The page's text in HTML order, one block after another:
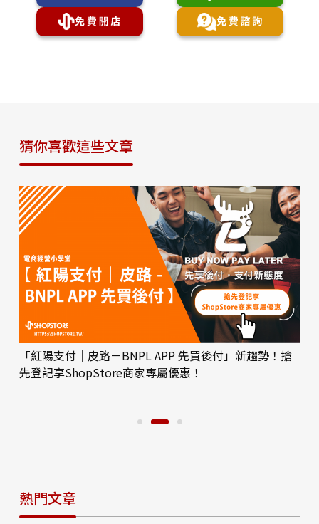
猜你喜歡這些文章
「紅陽支付｜皮路－BNPL APP 先買後付」新趨勢！搶
先登記享ShopStore商家專屬優惠！
熱門文章